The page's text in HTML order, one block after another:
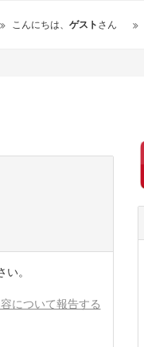
こんにちは、 ゲストさん
。
について報告する